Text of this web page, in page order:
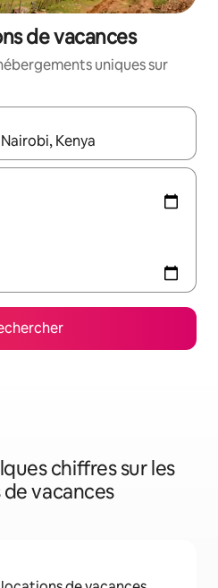
de vacances
uniques sur
utilisez les flèches vers le
chiffres sur les
vacances